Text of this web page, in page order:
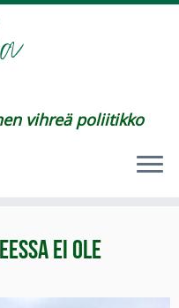
vihreä poliitikko
ei ole